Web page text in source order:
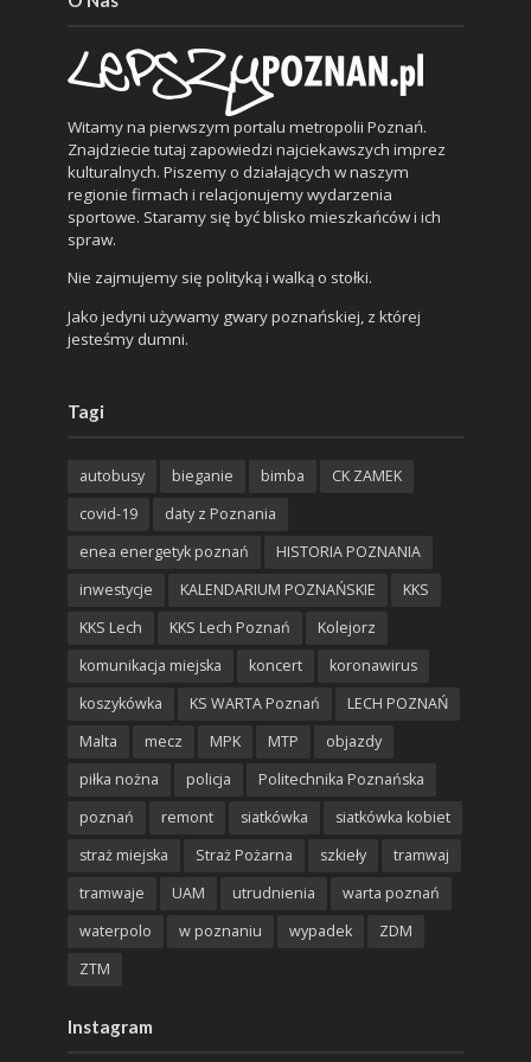
Witamy na pierwszym portalu metropolii Poznań.
Znajdziecie tutaj zapowiedzi najciekawszych imprez
kulturalnych. Piszemy o działających w naszym
regionie firmach i relacjonujemy wydarzenia
sportowe. Staramy się być blisko mieszkańców i ich
spraw.
Nie zajmujemy się polityką i walką o stołki.
Jako jedyni używamy gwary poznańskiej, z której
jesteśmy dumni.
Tagi
autobusy bieganie bimba
CK ZAMEK
covid-19
daty z Poznania
enea energetyk poznań
HISTORIA POZNANIA
inwestycje
KALENDARIUM POZNAŃSKIE
KKS
KKS Lech
KKS Lech Poznań
Kolejorz
komunikacja miejska
koncert
koronawirus
koszykówka
KS WARTA Poznań
LECH POZNAŃ
Malta
mecz MPK MTP
objazdy
piłka nożna
policja
Politechnika Poznańska
poznań
remont siatkówka
siatkówka kobiet
straż miejska
Straż Pożarna szkieły
tramwaj
tramwaje
UAM utrudnienia
warta poznań
waterpolo
w poznaniu wypadek
ZDM
ZTM
Instagram